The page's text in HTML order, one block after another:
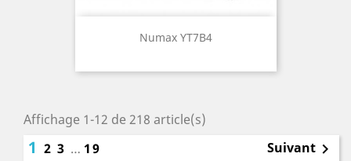
Numax YT7B4
Affichage 1-12 de 218 article(s)
1 2 3 … 19 Suivant 